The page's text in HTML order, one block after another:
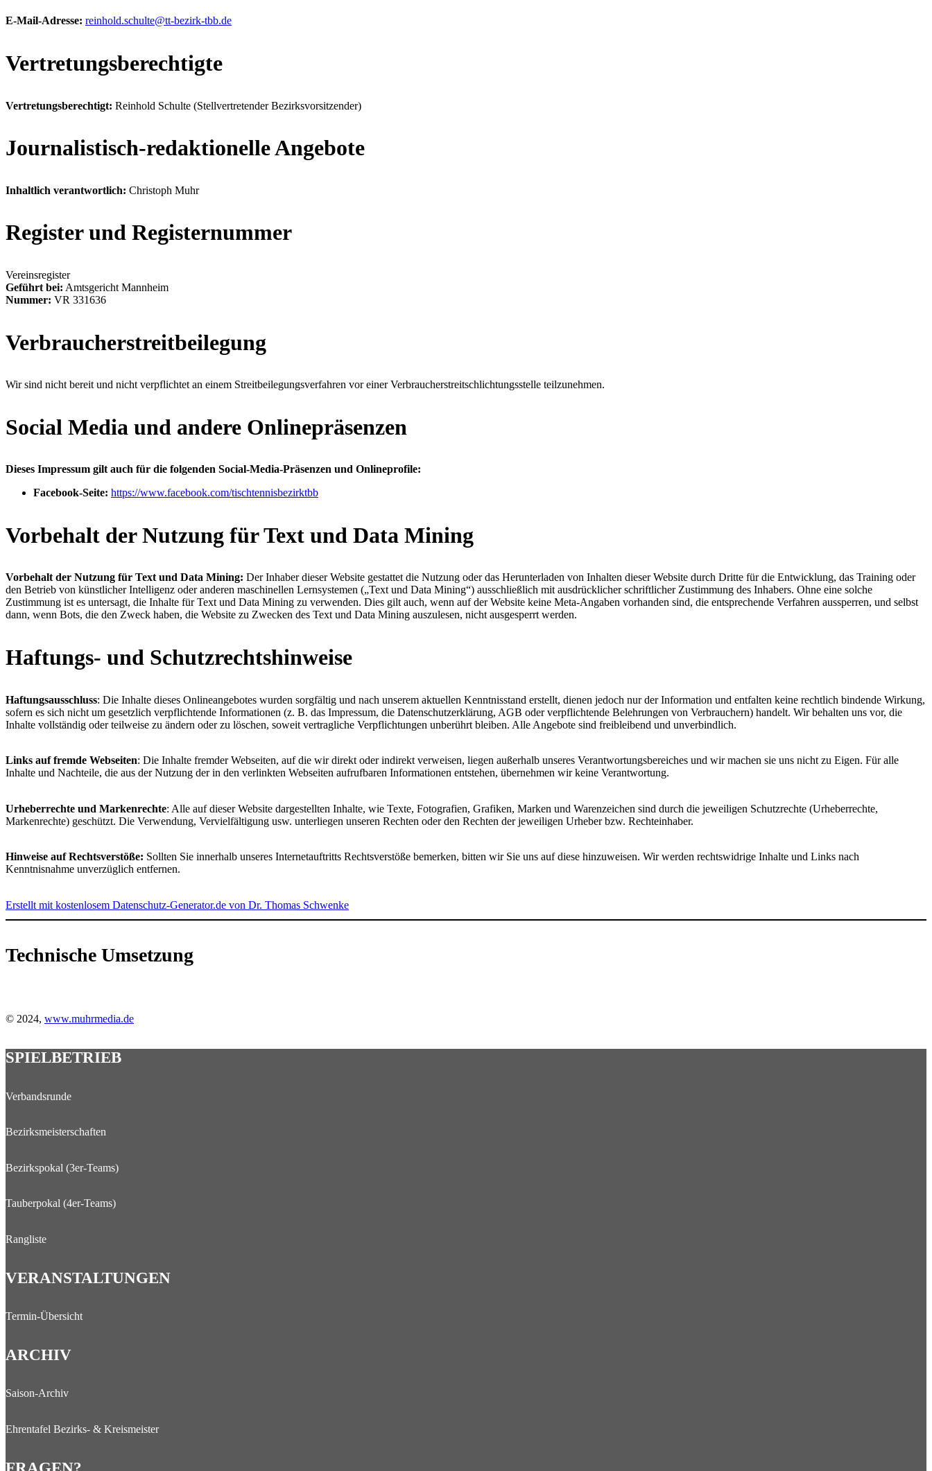
E-Mail-Adresse: reinhold.schulte@tt-bezirk-tbb.de
Vertretungsberechtigte
Vertretungsberechtigt: Reinhold Schulte (Stellvertretender Bezirksvorsitzender)
Journalistisch-redaktionelle Angebote
Inhaltlich verantwortlich: Christoph Muhr
Register und Registernummer
Vereinsregister
Geführt bei: Amtsgericht Mannheim
Nummer: VR 331636
Verbraucherstreitbeilegung
Wir sind nicht bereit und nicht verpflichtet an einem Streitbeilegungsverfahren vor einer Verbraucherstreitschlichtungsstelle teilzunehmen.
Social Media und andere Onlinepräsenzen
Dieses Impressum gilt auch für die folgenden Social-Media-Präsenzen und Onlineprofile:
Facebook-Seite: https://www.facebook.com/tischtennisbezirktbb
Vorbehalt der Nutzung für Text und Data Mining
Vorbehalt der Nutzung für Text und Data Mining: Der Inhaber dieser Website gestattet die Nutzung oder das Herunterladen von Inhalten dieser Website durch Dritte für die Entwicklung, das Training oder
den Betrieb von künstlicher Intelligenz oder anderen maschinellen Lernsystemen („Text und Data Mining“) ausschließlich mit ausdrücklicher schriftlicher Zustimmung des Inhabers. Ohne eine solche
Zustimmung ist es untersagt, die Inhalte für Text und Data Mining zu verwenden. Dies gilt auch, wenn auf der Website keine Meta-Angaben vorhanden sind, die entsprechende Verfahren aussperren, und selbst
dann, wenn Bots, die den Zweck haben, die Website zu Zwecken des Text und Data Mining auszulesen, nicht ausgesperrt werden.
Haftungs- und Schutzrechtshinweise
Haftungsausschluss: Die Inhalte dieses Onlineangebotes wurden sorgfältig und nach unserem aktuellen Kenntnisstand erstellt, dienen jedoch nur der Information und entfalten keine rechtlich bindende Wirkung,
sofern es sich nicht um gesetzlich verpflichtende Informationen (z. B. das Impressum, die Datenschutzerklärung, AGB oder verpflichtende Belehrungen von Verbrauchern) handelt. Wir behalten uns vor, die
Inhalte vollständig oder teilweise zu ändern oder zu löschen, soweit vertragliche Verpflichtungen unberührt bleiben. Alle Angebote sind freibleibend und unverbindlich.
Links auf fremde Webseiten: Die Inhalte fremder Webseiten, auf die wir direkt oder indirekt verweisen, liegen außerhalb unseres Verantwortungsbereiches und wir machen sie uns nicht zu Eigen. Für alle
Inhalte und Nachteile, die aus der Nutzung der in den verlinkten Webseiten aufrufbaren Informationen entstehen, übernehmen wir keine Verantwortung.
Urheberrechte und Markenrechte: Alle auf dieser Website dargestellten Inhalte, wie Texte, Fotografien, Grafiken, Marken und Warenzeichen sind durch die jeweiligen Schutzrechte (Urheberrechte,
Markenrechte) geschützt. Die Verwendung, Vervielfältigung usw. unterliegen unseren Rechten oder den Rechten der jeweiligen Urheber bzw. Rechteinhaber.
Hinweise auf Rechtsverstöße: Sollten Sie innerhalb unseres Internetauftritts Rechtsverstöße bemerken, bitten wir Sie uns auf diese hinzuweisen. Wir werden rechtswidrige Inhalte und Links nach
Kenntnisnahme unverzüglich entfernen.
Erstellt mit kostenlosem Datenschutz-Generator.de von Dr. Thomas Schwenke
Technische Umsetzung
© 2024, www.muhrmedia.de
SPIELBETRIEB
Verbandsrunde
Bezirksmeisterschaften
Bezirkspokal (3er-Teams)
Tauberpokal (4er-Teams)
Rangliste
VERANSTALTUNGEN
Termin-Übersicht
ARCHIV
Saison-Archiv
Ehrentafel Bezirks- & Kreismeister